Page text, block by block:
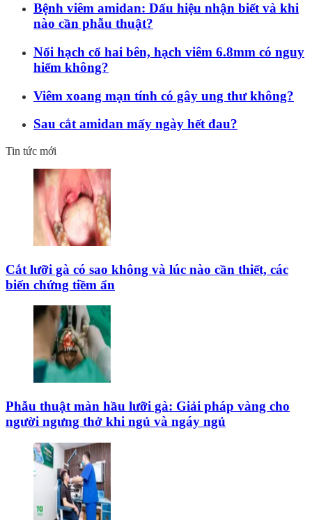
Bệnh viêm amidan: Dấu hiệu nhận biết và khi
nào cần phẫu thuật?
Nổi hạch cổ hai bên, hạch viêm 6.8mm có nguy
hiểm không?
Viêm xoang mạn tính có gây ung thư không?
Sau cắt amidan mấy ngày hết đau?
Tin tức mới
Cắt lưỡi gà có sao không và lúc nào cần thiết, các
biến chứng tiềm ẩn
Phẫu thuật màn hầu lưỡi gà: Giải pháp vàng cho
người ngưng thở khi ngủ và ngáy ngủ